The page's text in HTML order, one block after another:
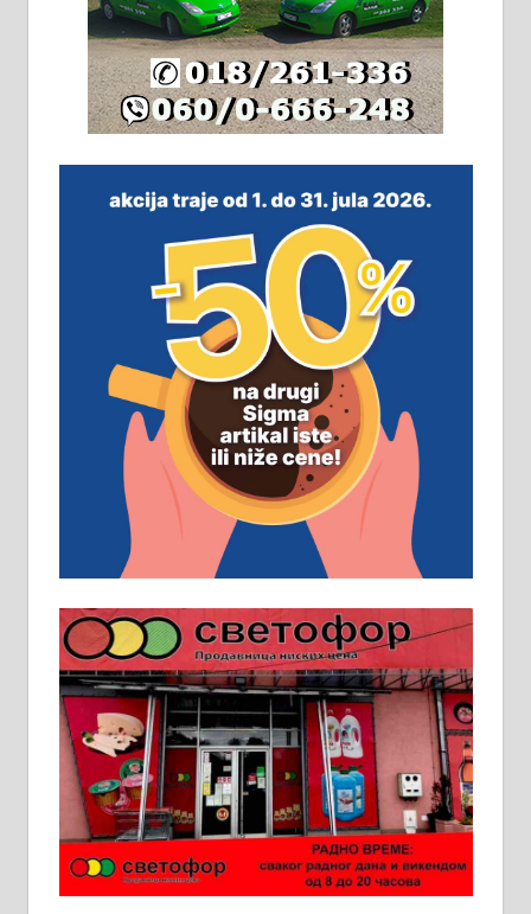
Издајем комплетно опремљену
халу на Житковачком путу, на
плацу површине око 7 ари.
064/321-80-51; 063/102-35-25
На продају легализована, нова,
м2 са плацем од 8 ари у Зеленом
виру у Алексинцу. Могућа
замена. 064/21-63-584
ПОСЛОВНИ ОГЛАСИ
Рудник и флотација Рудник
д.о.о. Рудник запошљава 20
помоћника рудара. Услови:
Основна школа, пожељно радно
искуство на истим и сличним
пословима, али не и неопходан
услов. Обезбеђен смештај,
превоз, исхрана. 032/57-41-122 –
локал 22
Пружам услуге завршних радова
у грађевини, хидроизолације и
молерских радова. 061/25-28-058
Ало таксију потребан возач са Б
категоријом. 064/02-85-511
Потребна два радника за рад на
стоваришту „Липа промет” у